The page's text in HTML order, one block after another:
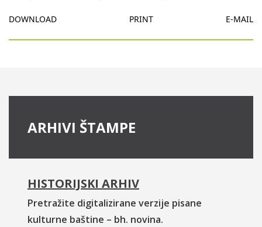
DOWNLOAD PRINT E-MAIL
ARHIVI ŠTAMPE
HISTORIJSKI ARHIV
Pretražite digitalizirane verzije pisane
kulturne baštine – bh. novina.